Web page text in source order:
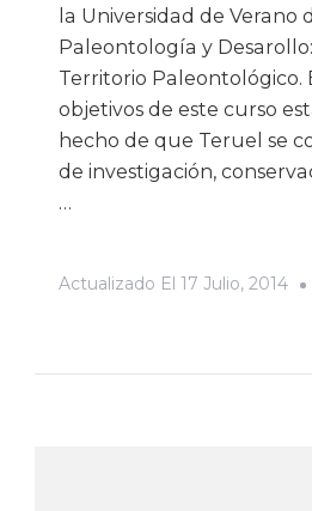
la Universidad de Verano
Paleontología y
Territorio Paleontológico.
objetivos de este curso
hecho de que Teruel se
de investigación,
…
Actualizado El 17 Julio, 2014